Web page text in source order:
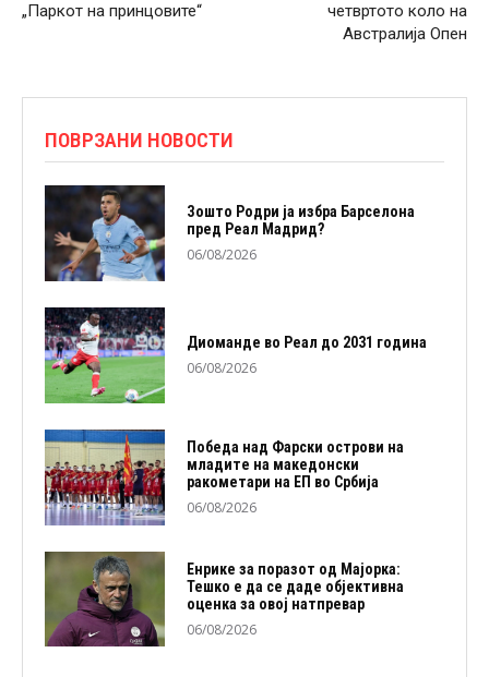
„Паркот на принцовите“
четвртото коло на
Австралија Опен
ПОВРЗАНИ НОВОСТИ
Зошто Родри ја избра Барселона
пред Реал Мадрид?
06/08/2026
Диоманде во Реал до 2031 година
06/08/2026
Победа над Фарски острови на
младите на македонски
ракометари на ЕП во Србија
06/08/2026
Енрике за поразот од Мајорка:
Тешко е да се даде објективна
оценка за овој натпревар
06/08/2026